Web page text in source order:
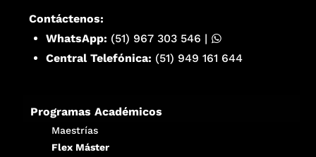
Contáctenos:
WhatsApp: (51) 967 303 546 |
Central Telefónica: (51) 949 161 644
Programas Académicos
Maestrías
Flex Máster